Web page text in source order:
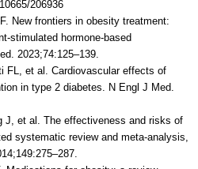
206936
New frontiers in obesity treatment:
stimulated hormone-based
2023;74:125–139.
FL, et al. Cardiovascular effects of
in type 2 diabetes. N Engl J Med.
J, et al. The effectiveness and risks of
systematic review and meta-analysis,